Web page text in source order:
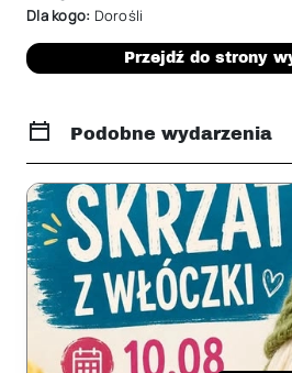
Dla kogo: Dorośli
Przejdź do strony
Podobne wydarzenia